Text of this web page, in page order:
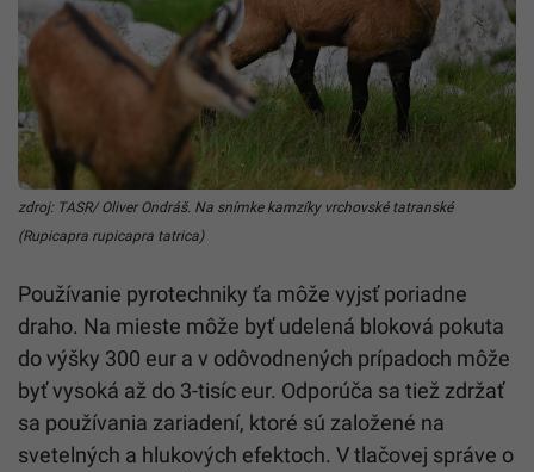
zdroj: TASR/ Oliver Ondráš. Na snímke kamzíky vrchovské tatranské
(Rupicapra rupicapra tatrica)
Používanie pyrotechniky ťa môže vyjsť poriadne
draho. Na mieste môže byť udelená bloková pokuta
do výšky 300 eur a v odôvodnených prípadoch môže
byť vysoká až do 3-tisíc eur. Odporúča sa tiež zdržať
sa používania zariadení, ktoré sú založené na
svetelných a hlukových efektoch. V tlačovej správe o